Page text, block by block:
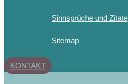
Sinnsprüche und Zitate
Sitemap
KONTAKT